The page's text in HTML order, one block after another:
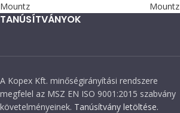
Mountz
Mountz
TANÚSÍTVÁNYOK
A Kopex Kft. minőségirányítási rendszere
megfelel az MSZ EN ISO 9001:2015 szabvány
követelményeinek. Tanúsítvány letöltése.